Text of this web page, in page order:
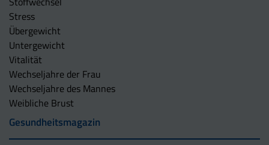
Stress
Übergewicht
Untergewicht
Vitalität
Wechseljahre der Frau
Wechseljahre des Mannes
Weibliche Brust
Gesundheitsmagazin